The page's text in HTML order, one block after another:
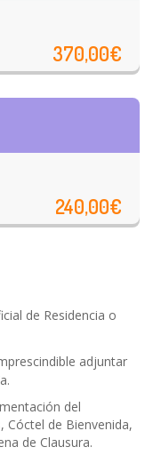
370,00€
240,00€
de Residencia o
adjuntar
del
Cóctel de Bienvenida,
de Clausura.